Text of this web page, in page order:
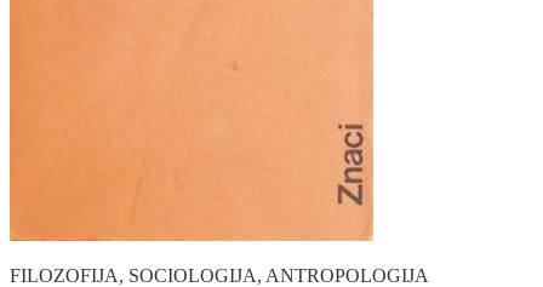
FILOZOFIJA, SOCIOLOGIJA, ANTROPOLOGIJA